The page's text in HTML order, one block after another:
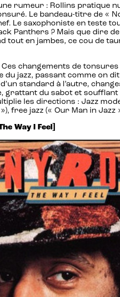
rumeur : Rollins pratique
Le bandeau-titre de «
Le saxophoniste en teste
Panthers ? Mais que dire
en jambes, ce cou de
changements de
jazz, passant comme on
standard à l’autre,
grattant du sabot et
les directions : Jazz
»), free jazz (« Our Man in
Way I Feel]